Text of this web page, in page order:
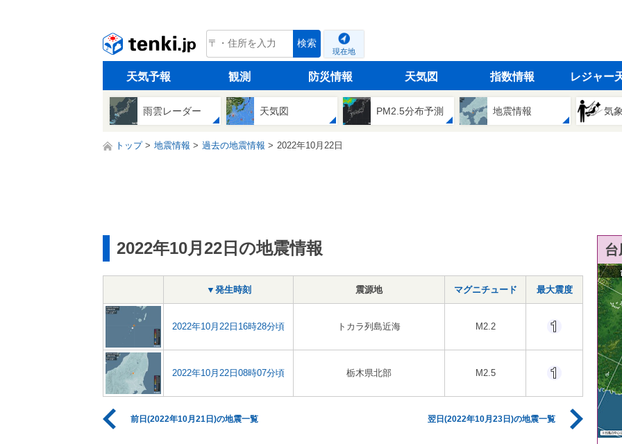
tenki.jp 検索
現在地
天気予報 観測 防災情報 天気図 指数情報 レジャー
雨雲レーダー 天気図 PM2.5分布予測 地震情報 気
トップ 地震情報 過去の地震情報 2022年10月22日
2022年10月22日の地震情報
▼発生時刻 震源地 マグニチュード 最大震度
2022年10月22日16時28分頃 トカラ列島近海 M2.2
2022年10月22日08時07分頃 栃木県北部 M2.5
前日(2022年10月21日)の地震一覧 翌日(2022年10月23日)の地震一覧